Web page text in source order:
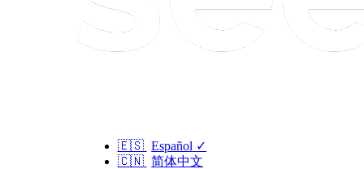
🇪🇸 Español ✓
🇨🇳 简体中文